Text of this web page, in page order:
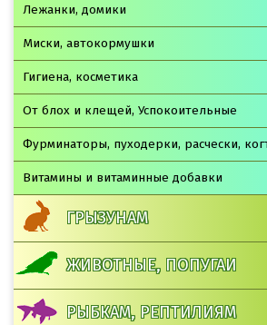
Лежанки, домики
Миски, автокормушки
Гигиена, косметика
От блох и клещей, Успокоительные
Фурминаторы, пуходерки, расчески,
Витамины и витаминные добавки
ГРЫЗУНАМ
ЖИВОТНЫЕ, ПОПУГАИ
РЫБКАМ, РЕПТИЛИЯМ